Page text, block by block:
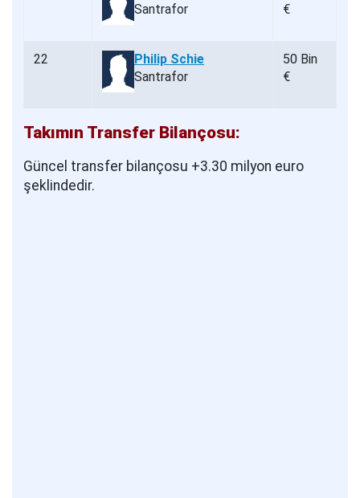
Santrafor
€
22
Philip Schie
Santrafor
50 Bin
€
Takımın Transfer Bilançosu:
Güncel transfer bilançosu +3.30 milyon euro
şeklindedir.